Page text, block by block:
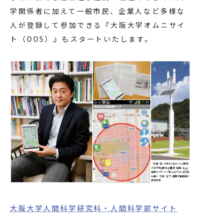
学関係者に加えて一般市民、企業人など多様な
人が登録して参加できる『大阪大学オムニサイ
ト（OOS）』もスタートいたします。
大阪大学人間科学研究科・人間科学部サイト